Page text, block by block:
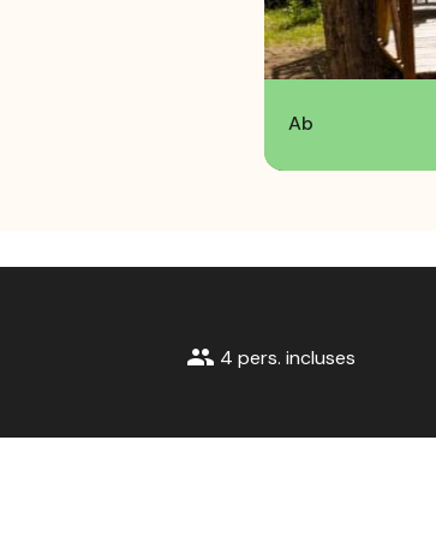
Ab
group 4 pers. incluses